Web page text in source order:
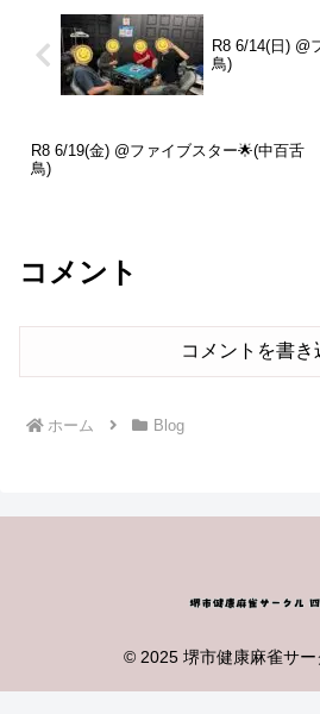
R8 6/14(日) @
鳥)
R8 6/19(金) @ファイブスター🌟(中百舌
鳥)
コメント
コメントを書き
ホーム Blog
© 2025 堺市健康麻雀サー